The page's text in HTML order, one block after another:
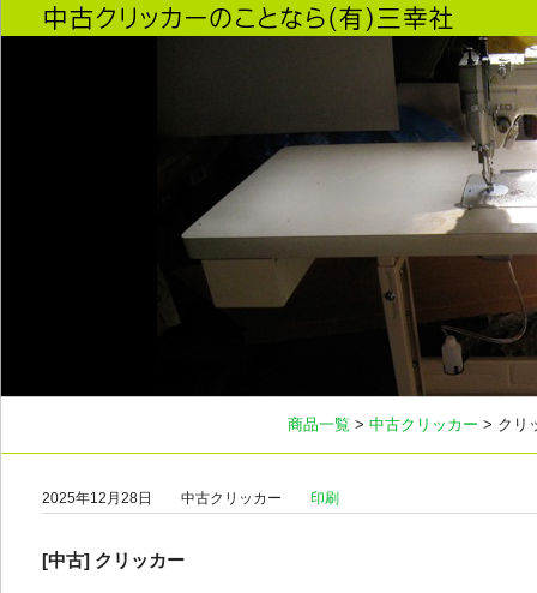
商品一覧 > 中古クリッカー > クリ
2025年12月28日 中古クリッカー 印刷
[中古] クリッカー